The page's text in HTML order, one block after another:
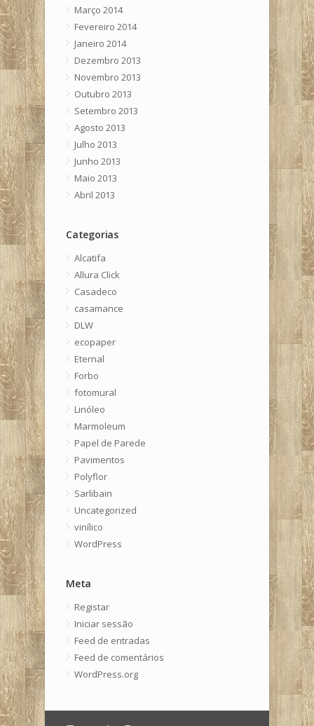
Março 2014
Fevereiro 2014
Janeiro 2014
Dezembro 2013
Novembro 2013
Outubro 2013
Setembro 2013
Agosto 2013
Julho 2013
Junho 2013
Maio 2013
Abril 2013
Categorias
Alcatifa
Allura Click
Casadeco
casamance
DLW
ecopaper
Eternal
Forbo
fotomural
Linóleo
Marmoleum
Papel de Parede
Pavimentos
Polyflor
Sarlibain
Uncategorized
vinílico
WordPress
Meta
Registar
Iniciar sessão
Feed de entradas
Feed de comentários
WordPress.org